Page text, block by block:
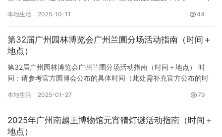
本地生活 2025-10-11 44
第32届广州园林博览会广州兰圃分场活动指南（时间＋
地点）
第32届广州园林博览会广州兰圃分场活动指南（时间＋地点） 时
间：请参考官方园博会公布的具体时间（此处需补充官方公布的时
议…
本地生活 2025-01-27 79
2025年广州南越王博物馆元宵猜灯谜活动指南（时间＋
地点）